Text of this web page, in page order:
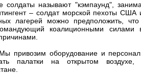
солдаты называют "кэмпаунд",
– солдат морской пехоты
лагерей можно предположить,
коалиционными силами
привозим оборудование и
палатки на открытом